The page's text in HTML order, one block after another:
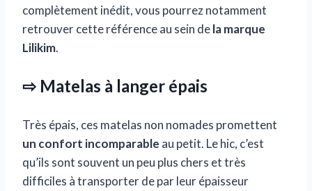
complètement inédit, vous pourrez notamment
retrouver cette référence au sein dela marque
Lilikim.
⇨ Matelas à langer épais
Très épais, ces matelas non nomades promettent
un confort incomparable au petit. Le hic, c’est
qu’ils sont souvent un peu plus chers et très
difficiles à transporter de par leur épaisseur